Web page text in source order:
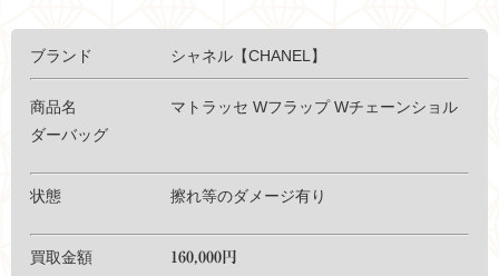
ブランド シャネル【CHANEL】
商品名 マトラッセ Wフラップ Wチェーンショル
ダーバッグ
状態 擦れ等のダメージ有り
買取金額 160,000円